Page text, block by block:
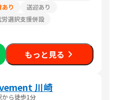
り
送迎あり
労選択支援併設
もっと見る
川崎
から徒歩1分